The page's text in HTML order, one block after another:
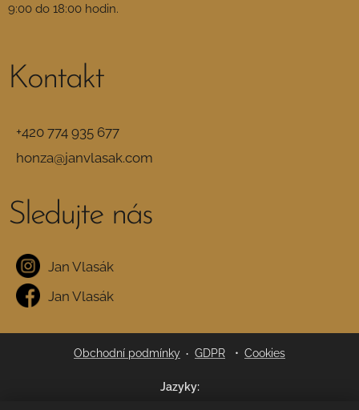
9:00 do 18:00 hodin.
Kontakt
+420 774 935 677
honza@janvlasak.com
Sledujte nás
Jan Vlasák
Jan Vlasák
Obchodní podmínky · GDPR Cookies
Jazyky